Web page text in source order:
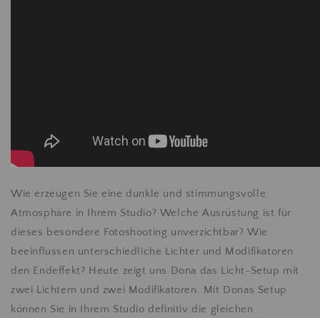
Wie erzeugen Sie eine dunkle und stimmungsvolle
Atmosphäre in Ihrem Studio? Welche Ausrüstung ist für
dieses besondere Fotoshooting unverzichtbar? Wie
beeinflussen unterschiedliche Lichter und Modifikatoren
den Endeffekt? Heute zeigt uns Dona das Licht-Setup mit
zwei Lichtern und zwei Modifikatoren. Mit Donas Setup
können Sie in Ihrem Studio definitiv die gleichen